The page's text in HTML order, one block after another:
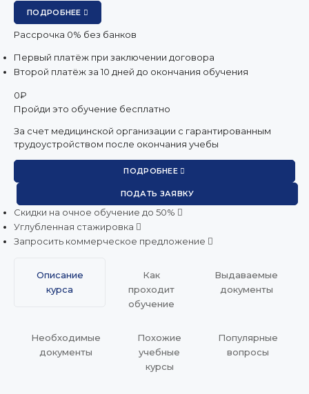
ПОДРОБНЕЕ
Рассрочка 0% без банков
Первый платёж при заключении договора
Второй платёж за 10 дней до окончания обучения
0₽
Пройди это обучение бесплатно
За счет медицинской организации с гарантированным
трудоустройством после окончания учебы
ПОДРОБНЕЕ
ПОДАТЬ ЗАЯВКУ
Скидки на очное обучение до 50%
Углубленная стажировка
Запросить коммерческое предложение
Описание
курса
Как
проходит
обучение
Выдаваемые
документы
Необходимые
документы
Похожие
учебные
курсы
Популярные
вопросы